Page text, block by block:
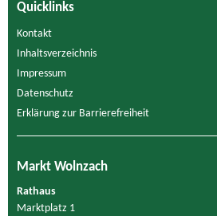
Quicklinks
Kontakt
Inhaltsverzeichnis
Impressum
Datenschutz
Erklärung zur Barrierefreiheit
Markt Wolnzach
Rathaus
Marktplatz 1